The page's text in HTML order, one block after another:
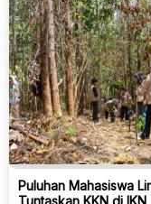
Puluhan Mahasiswa
Tuntaskan KKN di IKN